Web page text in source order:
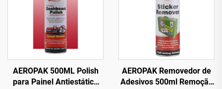
AEROPAK 500ML Polish
para Painel Antiestático
AEROPAK Removedor de
Adesivos 500ml Remoção